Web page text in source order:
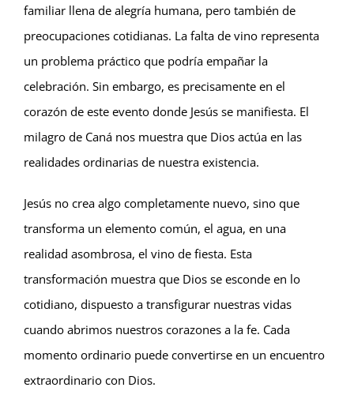
familiar llena de alegría humana, pero también de
preocupaciones cotidianas. La falta de vino representa
un problema práctico que podría empañar la
celebración. Sin embargo, es precisamente en el
corazón de este evento donde Jesús se manifiesta. El
milagro de Caná nos muestra que Dios actúa en las
realidades ordinarias de nuestra existencia.
Jesús no crea algo completamente nuevo, sino que
transforma un elemento común, el agua, en una
realidad asombrosa, el vino de fiesta. Esta
transformación muestra que Dios se esconde en lo
cotidiano, dispuesto a transfigurar nuestras vidas
cuando abrimos nuestros corazones a la fe. Cada
momento ordinario puede convertirse en un encuentro
extraordinario con Dios.